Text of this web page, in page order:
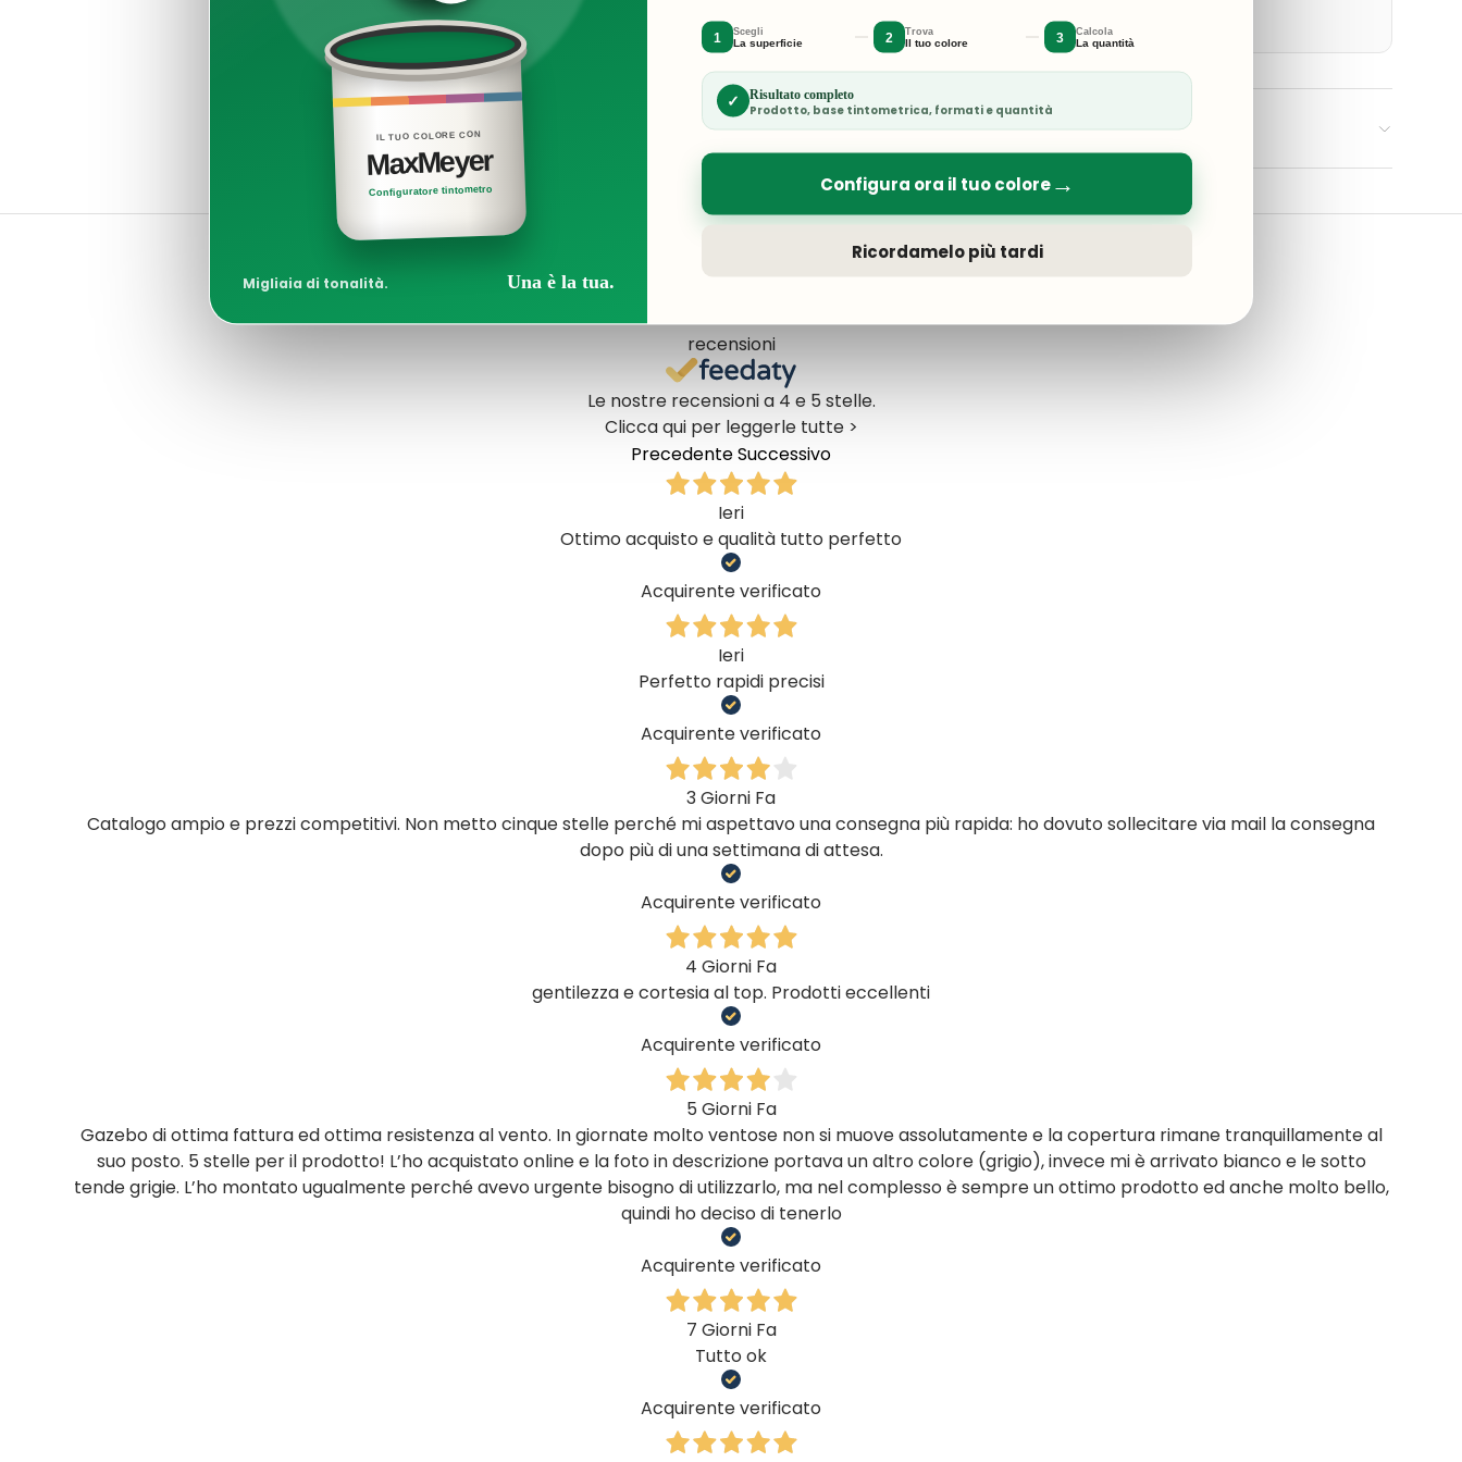
Conservare in luogo ben ventilato.
Resi e Rimborsi
Ottimo
2.062
recensioni
Le nostre recensioni a 4 e 5 stelle.
Clicca qui per leggerle tutte >
PrecedenteSuccessivo
Ieri
Ottimo acquisto e qualità tutto perfetto
Acquirente verificato
Ieri
Perfetto rapidi precisi
Acquirente verificato
3 Giorni Fa
Catalogo ampio e prezzi competitivi. Non metto cinque stelle perché mi aspettavo una consegna più rapida: ho dovuto sollecitare via mail la consegna
dopo più di una settimana di attesa.
Acquirente verificato
4 Giorni Fa
gentilezza e cortesia al top. Prodotti eccellenti
Acquirente verificato
5 Giorni Fa
Gazebo di ottima fattura ed ottima resistenza al vento. In giornate molto ventose non si muove assolutamente e la copertura rimane tranquillamente al
suo posto. 5 stelle per il prodotto! L’ho acquistato online e la foto in descrizione portava un altro colore (grigio), invece mi è arrivato bianco e le sotto
tende grigie. L’ho montato ugualmente perché avevo urgente bisogno di utilizzarlo, ma nel complesso è sempre un ottimo prodotto ed anche molto bello,
quindi ho deciso di tenerlo
Acquirente verificato
7 Giorni Fa
Tutto ok
Acquirente verificato
IL TUO COLORE CON
MaxMeyer
Configuratore tintometro
Migliaia di tonalità. Una è la tua.
1 Scegli
La superficie 2 Trova
Il tuo colore 3 Calcola
La quantità
✓ Risultato completo
Prodotto, base tintometrica, formati e quantità
Configura ora il tuo colore→
Ricordamelo più tardi